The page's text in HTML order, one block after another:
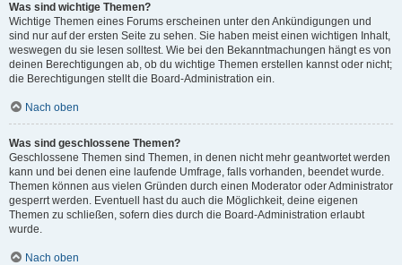
Was sind wichtige Themen?
Wichtige Themen eines Forums erscheinen unter den Ankündigungen und
sind nur auf der ersten Seite zu sehen. Sie haben meist einen wichtigen Inhalt,
weswegen du sie lesen solltest. Wie bei den Bekanntmachungen hängt es von
deinen Berechtigungen ab, ob du wichtige Themen erstellen kannst oder nicht;
die Berechtigungen stellt die Board-Administration ein.
Nach oben
Was sind geschlossene Themen?
Geschlossene Themen sind Themen, in denen nicht mehr geantwortet werden
kann und bei denen eine laufende Umfrage, falls vorhanden, beendet wurde.
Themen können aus vielen Gründen durch einen Moderator oder Administrator
gesperrt werden. Eventuell hast du auch die Möglichkeit, deine eigenen
Themen zu schließen, sofern dies durch die Board-Administration erlaubt
wurde.
Nach oben